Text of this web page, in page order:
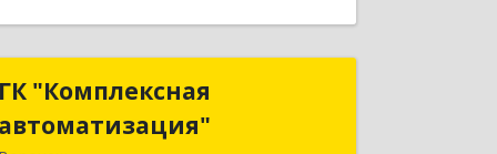
ГК "Комплексная
автоматизация"
ГК "Комплексная
автоматизация"